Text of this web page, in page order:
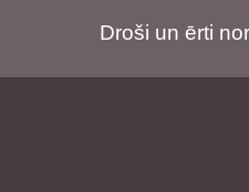
Droši un ērti